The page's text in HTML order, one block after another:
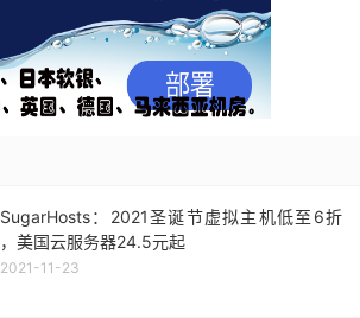
SugarHosts：2021圣诞节虚拟主机低至6折
，美国云服务器24.5元起
2021-11-23